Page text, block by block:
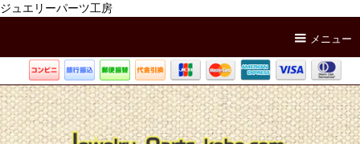
ジュエリーパーツ工房
メニュー